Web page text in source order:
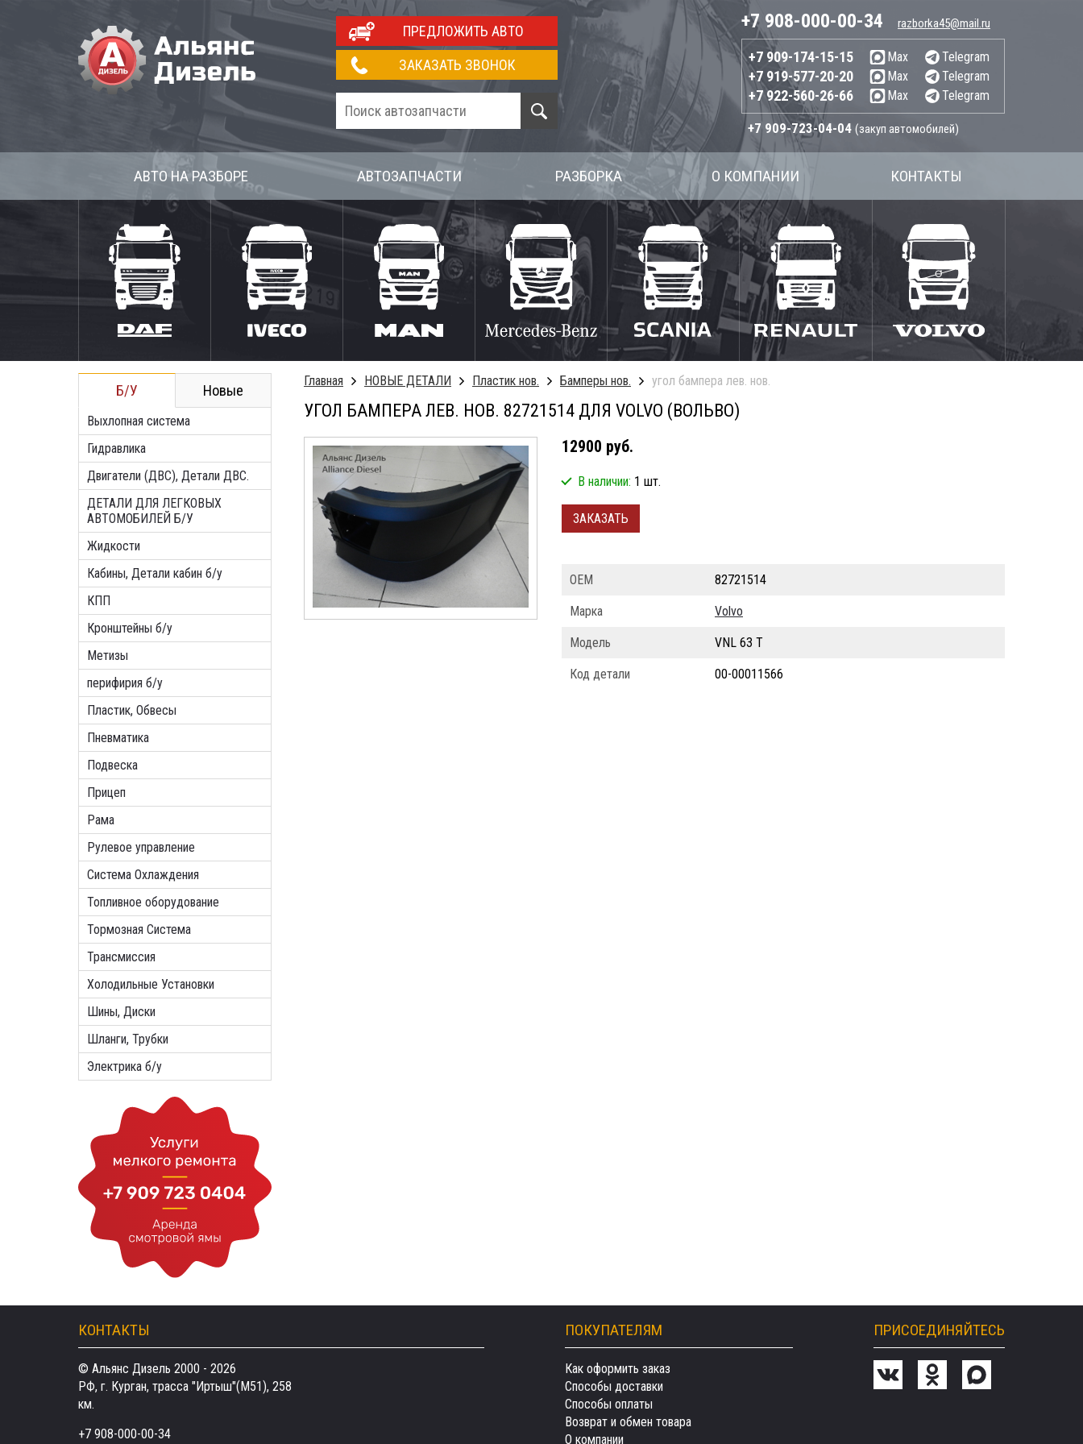
ПРЕДЛОЖИТЬ АВТО
ЗАКАЗАТЬ ЗВОНОК
+7 908-000-00-34 razborka45@mail.ru
+7 909-174-15-15 Max Telegram
+7 919-577-20-20 Max Telegram
+7 922-560-26-66 Max Telegram
+7 909-723-04-04 (закуп автомобилей)
АВТО НА РАЗБОРЕ АВТОЗАПЧАСТИ РАЗБОРКА О КОМПАНИИ КОНТАКТЫ
Б/У Новые
Выхлопная система
Гидравлика
Двигатели (ДВС), Детали ДВС.
ДЕТАЛИ ДЛЯ ЛЕГКОВЫХ
АВТОМОБИЛЕЙ Б/У
Жидкости
Кабины, Детали кабин б/у
КПП
Кронштейны б/у
Метизы
перифирия б/у
Пластик, Обвесы
Пневматика
Подвеска
Прицеп
Рама
Рулевое управление
Система Охлаждения
Топливное оборудование
Тормозная Система
Трансмиссия
Холодильные Установки
Шины, Диски
Шланги, Трубки
Электрика б/у
Главная НОВЫЕ ДЕТАЛИ Пластик нов. Бамперы нов. угол бампера лев. нов.
УГОЛ БАМПЕРА ЛЕВ. НОВ. 82721514 ДЛЯ VOLVO (ВОЛЬВО)
12900 руб.
В наличии: 1 шт.
ЗАКАЗАТЬ
ОЕМ 82721514
Марка Volvo
Модель VNL 63 T
Код детали 00-00011566
КОНТАКТЫ
© Альянс Дизель 2000 - 2026
РФ, г. Курган, трасса "Иртыш"(М51), 258
км.
+7 908-000-00-34
ПОКУПАТЕЛЯМ
Как оформить заказ
Способы доставки
Способы оплаты
Возврат и обмен товара
О компании
ПРИСОЕДИНЯЙТЕСЬ